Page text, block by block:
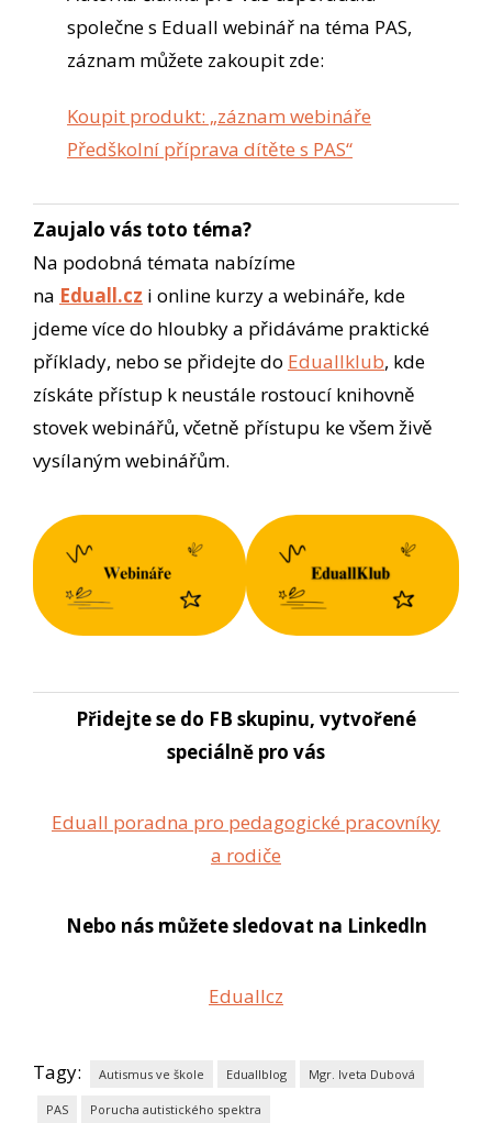
společne s Eduall webinář na téma PAS,
záznam můžete zakoupit zde:
Koupit produkt: „záznam webináře
Předškolní příprava dítěte s PAS“
Zaujalo vás toto téma?
Na podobná témata nabízíme
na Eduall.cz i online kurzy a webináře, kde
jdeme více do hloubky a přidáváme praktické
příklady, nebo se přidejte do Eduallklub, kde
získáte přístup k neustále rostoucí knihovně
stovek webinářů, včetně přístupu ke všem živě
vysílaným webinářům.
Přidejte se do FB skupinu, vytvořené
speciálně pro vás
Eduall poradna pro pedagogické pracovníky
a rodiče
Nebo nás můžete sledovat na Linkedln
Eduallcz
Tagy: Autismus ve škole Eduallblog Mgr. Iveta Dubová
PAS Porucha autistického spektra